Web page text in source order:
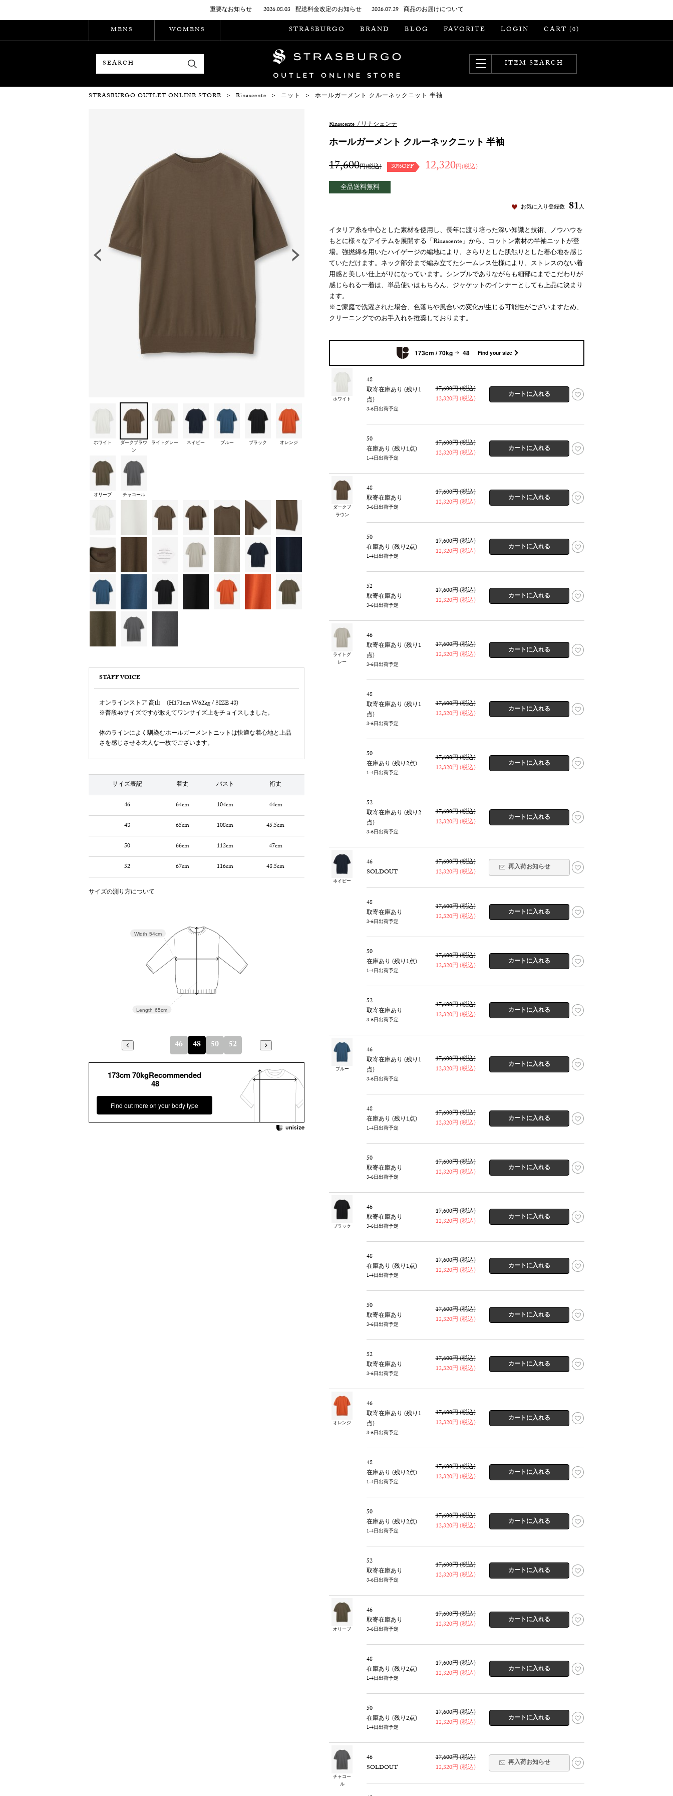
重要なお知らせ 2026.08.03 配送料金改定のお知らせ 2026.07.29 商品のお届けについて
MENS
WOMENS STRASBURGO BRAND BLOG FAVORITE LOGIN CART (0)
ITEM SEARCH
STRASBURGO OUTLET ONLINE STORE ＞ Rinascente ＞ ニット ＞ ホールガーメント クルーネックニット 半袖
ホワイト
ダークブラウ
ン
ライトグレー ネイビー ブルー ブラック オレンジ
オリーブ チャコール
STAFF VOICE
オンラインストア 高山 (H171cm W62kg / SIZE 48)
※普段46サイズですが敢えてワンサイズ上をチョイスしました。
体のラインによく馴染むホールガーメントニットは快適な着心地と上品
さを感じさせる大人な一枚でございます。
サイズ表記 着丈 バスト 裄丈
46 64cm 104cm 44cm
48 65cm 108cm 45.5cm
50 66cm 112cm 47cm
52 67cm 116cm 48.5cm
サイズの測り方について
Length 65cm
Width 54cm
46 48 50 52
173cm 70kgRecommended
48
Find out more on your body type
Rinascente/リナシェンテ
ホールガーメント クルーネックニット 半袖
17,600円(税込) 30%OFF 12,320円(税込)
全品送料無料
お気に入り登録数 81人
イタリア糸を中心とした素材を使用し、長年に渡り培った深い知識と技術、ノウハウを
もとに様々なアイテムを展開する「Rinascente」から、コットン素材の半袖ニットが登
場。強撚綿を用いたハイゲージの編地により、さらりとした肌触りとした着心地を感じ
ていただけます。ネック部分まで編み立てたシームレス仕様により、ストレスのない着
用感と美しい仕上がりになっています。シンプルでありながらも細部にまでこだわりが
感じられる一着は、単品使いはもちろん、ジャケットのインナーとしても上品に決まり
ます。
※ご家庭で洗濯された場合、色落ちや風合いの変化が生じる可能性がございますため、
クリーニングでのお手入れを推奨しております。
173cm / 70kg 48 Find your size
ホワイト
48
取寄在庫あり (残り1
点)
3-6日出荷予定
17,600円 (税込)
12,320円 (税込)
50
在庫あり (残り1点)
1-4日出荷予定
17,600円 (税込)
12,320円 (税込)
ダークブ
ラウン
48
取寄在庫あり
3-6日出荷予定
17,600円 (税込)
12,320円 (税込)
50
在庫あり (残り2点)
1-4日出荷予定
17,600円 (税込)
12,320円 (税込)
52
取寄在庫あり
3-6日出荷予定
17,600円 (税込)
12,320円 (税込)
ライトグ
レー
46
取寄在庫あり (残り1
点)
3-6日出荷予定
17,600円 (税込)
12,320円 (税込)
48
取寄在庫あり (残り1
点)
3-6日出荷予定
17,600円 (税込)
12,320円 (税込)
50
在庫あり (残り2点)
1-4日出荷予定
17,600円 (税込)
12,320円 (税込)
52
取寄在庫あり (残り2
点)
3-6日出荷予定
17,600円 (税込)
12,320円 (税込)
ネイビー
46
SOLDOUT
17,600円 (税込)
12,320円 (税込)
再入荷お知らせ
48
取寄在庫あり
3-6日出荷予定
17,600円 (税込)
12,320円 (税込)
50
在庫あり (残り1点)
1-4日出荷予定
17,600円 (税込)
12,320円 (税込)
52
取寄在庫あり
3-6日出荷予定
17,600円 (税込)
12,320円 (税込)
ブルー
46
取寄在庫あり (残り1
点)
3-6日出荷予定
17,600円 (税込)
12,320円 (税込)
48
在庫あり (残り1点)
1-4日出荷予定
17,600円 (税込)
12,320円 (税込)
50
取寄在庫あり
3-6日出荷予定
17,600円 (税込)
12,320円 (税込)
ブラック
46
取寄在庫あり
3-6日出荷予定
17,600円 (税込)
12,320円 (税込)
48
在庫あり (残り1点)
1-4日出荷予定
17,600円 (税込)
12,320円 (税込)
50
取寄在庫あり
3-6日出荷予定
17,600円 (税込)
12,320円 (税込)
52
取寄在庫あり
3-6日出荷予定
17,600円 (税込)
12,320円 (税込)
オレンジ
46
取寄在庫あり (残り1
点)
3-6日出荷予定
17,600円 (税込)
12,320円 (税込)
48
在庫あり (残り2点)
1-4日出荷予定
17,600円 (税込)
12,320円 (税込)
50
在庫あり (残り2点)
1-4日出荷予定
17,600円 (税込)
12,320円 (税込)
52
取寄在庫あり
3-6日出荷予定
17,600円 (税込)
12,320円 (税込)
オリーブ
46
取寄在庫あり
3-6日出荷予定
17,600円 (税込)
12,320円 (税込)
48
在庫あり (残り2点)
1-4日出荷予定
17,600円 (税込)
12,320円 (税込)
50
在庫あり (残り2点)
1-4日出荷予定
17,600円 (税込)
12,320円 (税込)
チャコー
ル
46
SOLDOUT
17,600円 (税込)
12,320円 (税込)
再入荷お知らせ